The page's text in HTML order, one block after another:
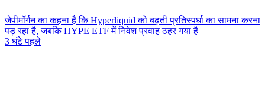
जेपीमॉर्गन का कहना है कि Hyperliquid को बढ़ती प्रतिस्पर्धा का सामना करना
पड़ रहा है, जबकि HYPE ETF में निवेश प्रवाह ठहर गया है
3 घंटे पहले